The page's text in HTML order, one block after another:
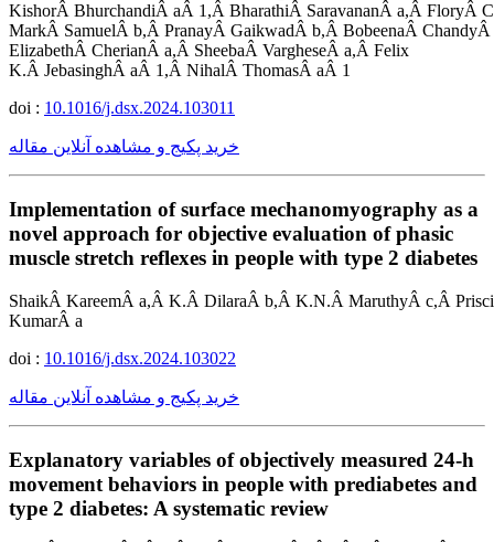
KishorÂ BhurchandiÂ aÂ 1,Â BharathiÂ SaravananÂ a,Â FloryÂ
MarkÂ SamuelÂ b,Â PranayÂ GaikwadÂ b,Â BobeenaÂ
ElizabethÂ CherianÂ a,Â SheebaÂ VargheseÂ a,Â Felix
K.Â JebasinghÂ aÂ 1,Â NihalÂ ThomasÂ aÂ 1
doi : 10.1016/j.dsx.2024.103011
خرید پکیج و مشاهده آنلاین مقاله
Implementation of surface mechanomyography as a
novel approach for objective evaluation of phasic
muscle stretch reflexes in people with type 2 diabetes
ShaikÂ KareemÂ a,Â K.Â DilaraÂ b,Â K.N.Â MaruthyÂ c,Â
KumarÂ a
doi : 10.1016/j.dsx.2024.103022
خرید پکیج و مشاهده آنلاین مقاله
Explanatory variables of objectively measured 24-h
movement behaviors in people with prediabetes and
type 2 diabetes: A systematic review